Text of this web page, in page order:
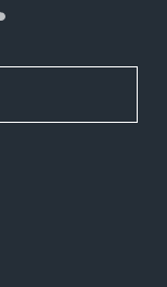
SoundCloud